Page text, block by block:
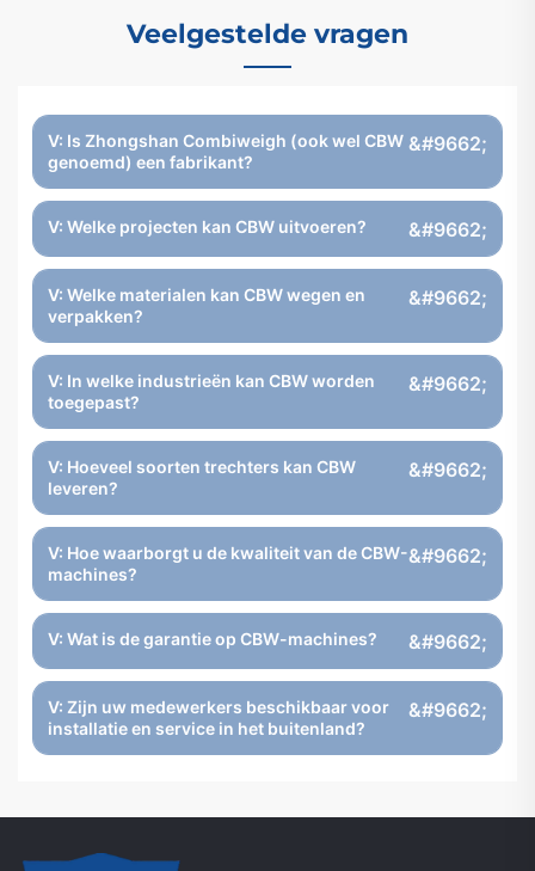
Veelgestelde vragen
V: Is Zhongshan Combiweigh (ook wel CBW
genoemd) een fabrikant?
V: Welke projecten kan CBW uitvoeren?
V: Welke materialen kan CBW wegen en
verpakken?
V: In welke industrieën kan CBW worden
toegepast?
V: Hoeveel soorten trechters kan CBW
leveren?
V: Hoe waarborgt u de kwaliteit van de CBW-
machines?
V: Wat is de garantie op CBW-machines?
V: Zijn uw medewerkers beschikbaar voor
installatie en service in het buitenland?